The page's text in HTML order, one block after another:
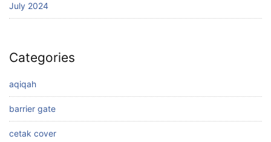
July 2024
Categories
aqiqah
barrier gate
cetak cover